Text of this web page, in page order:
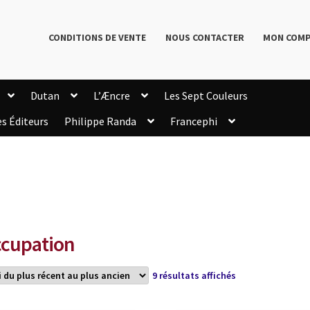
CONDITIONS DE VENTE NOUS CONTACTER MON
Dutan L’Æncre
Les Sept Couleurs
Éditeurs Philippe Randa
Francephi
9 résultats affichésTrié